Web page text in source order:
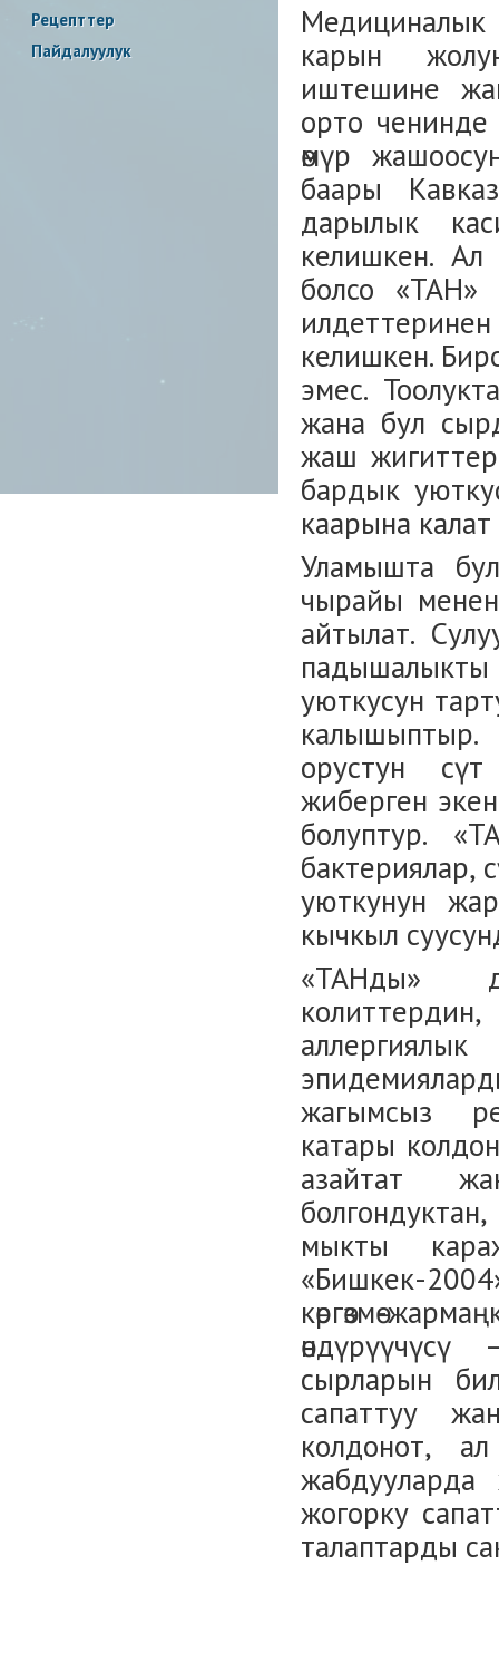
Рецепттер
Пайдалуулук
Медициналык
карын
иштешине
орто
өмүр
баары
дарылык
келишкен.
болсо «ТАН»
келишкен.
эмес.
жана бул
жаш
бардык
каарына
Уламышта
чырайы
айтылат.
уюткусун
калышыптыр.
орустун
жиберген
болуптур.
бактериялар,
уюткунун
кычкыл
«ТАНды»
жагымсыз
катары
азайтат
мыкты
«Бишкек-
көргөзмө-
сырларын
сапаттуу
колдонот,
жабдууларда
жогорку
талаптарды